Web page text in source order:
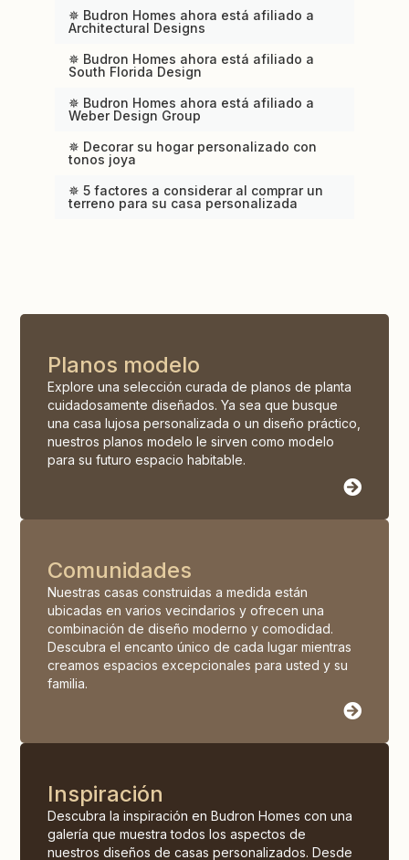
✵ Budron Homes ahora está afiliado a
Architectural Designs
✵ Budron Homes ahora está afiliado a
South Florida Design
✵ Budron Homes ahora está afiliado a
Weber Design Group
✵ Decorar su hogar personalizado con
tonos joya
✵ 5 factores a considerar al comprar un
terreno para su casa personalizada
Planos modelo
Explore una selección curada de planos de planta
cuidadosamente diseñados. Ya sea que busque
una casa lujosa personalizada o un diseño práctico,
nuestros planos modelo le sirven como modelo
para su futuro espacio habitable.
Comunidades
Nuestras casas construidas a medida están
ubicadas en varios vecindarios y ofrecen una
combinación de diseño moderno y comodidad.
Descubra el encanto único de cada lugar mientras
creamos espacios excepcionales para usted y su
familia.
Inspiración
Descubra la inspiración en Budron Homes con una
galería que muestra todos los aspectos de
nuestros diseños de casas personalizados. Desde